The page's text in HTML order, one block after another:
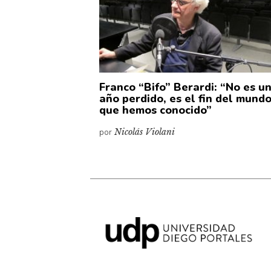
Franco “Bifo” Berardi: “No es
año perdido, es el fin del
que hemos conocido”
porNicolás Violani